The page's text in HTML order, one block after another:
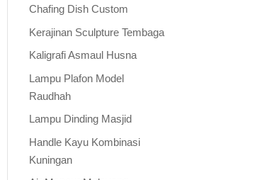
Chafing Dish Custom
Kerajinan Sculpture Tembaga
Kaligrafi Asmaul Husna
Lampu Plafon Model
Raudhah
Lampu Dinding Masjid
Handle Kayu Kombinasi
Kuningan